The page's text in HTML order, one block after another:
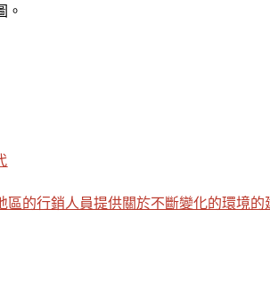
。
的行銷人員提供關於不斷變化的環境的